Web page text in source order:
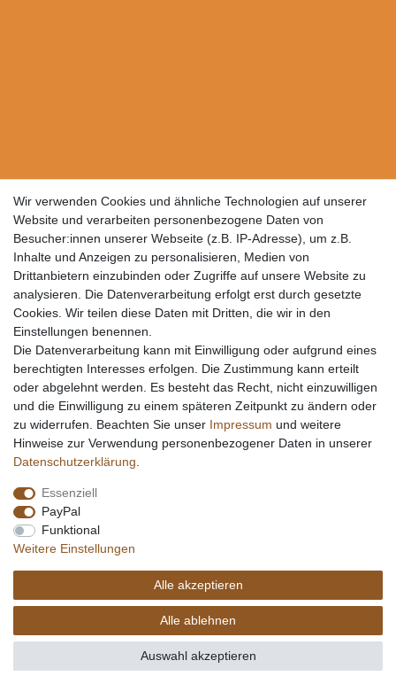
Wir verwenden Cookies und ähnliche Technologien auf unserer
Website und verarbeiten personenbezogene Daten von
Besucher:innen unserer Webseite (z.B. IP-Adresse), um z.B.
Inhalte und Anzeigen zu personalisieren, Medien von
Drittanbietern einzubinden oder Zugriffe auf unsere Website zu
analysieren. Die Datenverarbeitung erfolgt erst durch gesetzte
Cookies. Wir teilen diese Daten mit Dritten, die wir in den
Einstellungen benennen.
Die Datenverarbeitung kann mit Einwilligung oder aufgrund eines
berechtigten Interesses erfolgen. Die Zustimmung kann erteilt
oder abgelehnt werden. Es besteht das Recht, nicht einzuwilligen
und die Einwilligung zu einem späteren Zeitpunkt zu ändern oder
zu widerrufen. Beachten Sie unser Impressum und weitere
Hinweise zur Verwendung personenbezogener Daten in unserer
Daten­schutz­erklärung
Essenziell
PayPal
Funktional
Weitere Einstellungen
Alle akzeptieren
Alle ablehnen
Auswahl akzeptieren